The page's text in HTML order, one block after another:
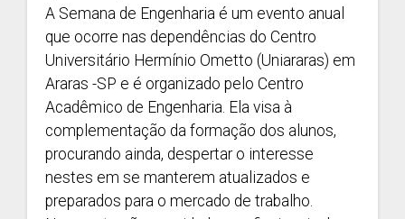
A Semana de Engenharia é um evento anual
que ocorre nas dependências do Centro
Universitário Hermínio Ometto (Uniararas) em
Araras -SP e é organizado pelo Centro
Acadêmico de Engenharia. Ela visa à
complementação da formação dos alunos,
procurando ainda, despertar o interesse
nestes em se manterem atualizados e
preparados para o mercado de trabalho.